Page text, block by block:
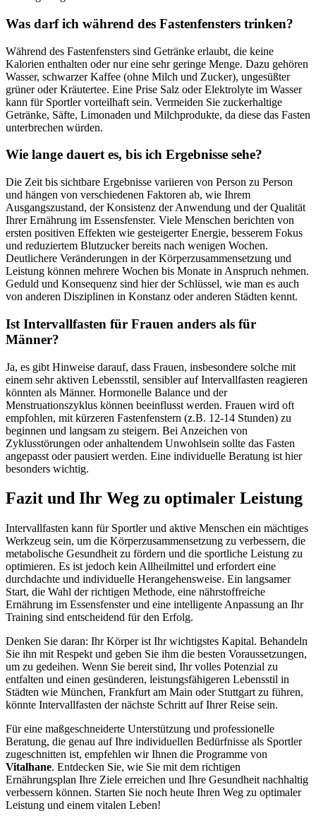
Was darf ich während des Fastenfensters trinken?
Während des Fastenfensters sind Getränke erlaubt, die keine
Kalorien enthalten oder nur eine sehr geringe Menge. Dazu gehören
Wasser, schwarzer Kaffee (ohne Milch und Zucker), ungesüßter
grüner oder Kräutertee. Eine Prise Salz oder Elektrolyte im Wasser
kann für Sportler vorteilhaft sein. Vermeiden Sie zuckerhaltige
Getränke, Säfte, Limonaden und Milchprodukte, da diese das Fasten
unterbrechen würden.
Wie lange dauert es, bis ich Ergebnisse sehe?
Die Zeit bis sichtbare Ergebnisse variieren von Person zu Person
und hängen von verschiedenen Faktoren ab, wie Ihrem
Ausgangszustand, der Konsistenz der Anwendung und der Qualität
Ihrer Ernährung im Essensfenster. Viele Menschen berichten von
ersten positiven Effekten wie gesteigerter Energie, besserem Fokus
und reduziertem Blutzucker bereits nach wenigen Wochen.
Deutlichere Veränderungen in der Körperzusammensetzung und
Leistung können mehrere Wochen bis Monate in Anspruch nehmen.
Geduld und Konsequenz sind hier der Schlüssel, wie man es auch
von anderen Disziplinen in Konstanz oder anderen Städten kennt.
Ist Intervallfasten für Frauen anders als für
Männer?
Ja, es gibt Hinweise darauf, dass Frauen, insbesondere solche mit
einem sehr aktiven Lebensstil, sensibler auf Intervallfasten reagieren
könnten als Männer. Hormonelle Balance und der
Menstruationszyklus können beeinflusst werden. Frauen wird oft
empfohlen, mit kürzeren Fastenfenstern (z.B. 12-14 Stunden) zu
beginnen und langsam zu steigern. Bei Anzeichen von
Zyklusstörungen oder anhaltendem Unwohlsein sollte das Fasten
angepasst oder pausiert werden. Eine individuelle Beratung ist hier
besonders wichtig.
Fazit und Ihr Weg zu optimaler Leistung
Intervallfasten kann für Sportler und aktive Menschen ein mächtiges
Werkzeug sein, um die Körperzusammensetzung zu verbessern, die
metabolische Gesundheit zu fördern und die sportliche Leistung zu
optimieren. Es ist jedoch kein Allheilmittel und erfordert eine
durchdachte und individuelle Herangehensweise. Ein langsamer
Start, die Wahl der richtigen Methode, eine nährstoffreiche
Ernährung im Essensfenster und eine intelligente Anpassung an Ihr
Training sind entscheidend für den Erfolg.
Denken Sie daran: Ihr Körper ist Ihr wichtigstes Kapital. Behandeln
Sie ihn mit Respekt und geben Sie ihm die besten Voraussetzungen,
um zu gedeihen. Wenn Sie bereit sind, Ihr volles Potenzial zu
entfalten und einen gesünderen, leistungsfähigeren Lebensstil in
Städten wie München, Frankfurt am Main oder Stuttgart zu führen,
könnte Intervallfasten der nächste Schritt auf Ihrer Reise sein.
Für eine maßgeschneiderte Unterstützung und professionelle
Beratung, die genau auf Ihre individuellen Bedürfnisse als Sportler
zugeschnitten ist, empfehlen wir Ihnen die Programme von
Vitalhane. Entdecken Sie, wie Sie mit dem richtigen
Ernährungsplan Ihre Ziele erreichen und Ihre Gesundheit nachhaltig
verbessern können. Starten Sie noch heute Ihren Weg zu optimaler
Leistung und einem vitalen Leben!